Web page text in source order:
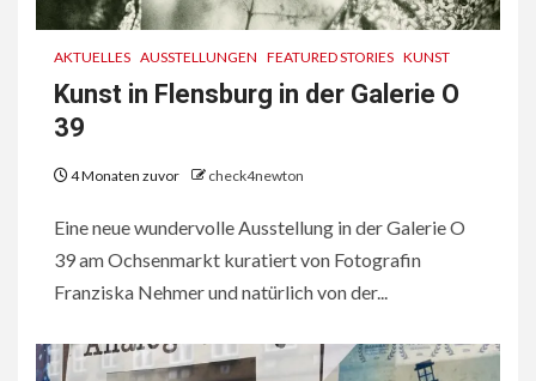
AKTUELLES AUSSTELLUNGEN FEATURED STORIES KUNST
Kunst in Flensburg in der Galerie O
39
4 Monaten zuvor check4newton
Eine neue wundervolle Ausstellung in der Galerie O
39 am Ochsenmarkt kuratiert von Fotografin
Franziska Nehmer und natürlich von der...